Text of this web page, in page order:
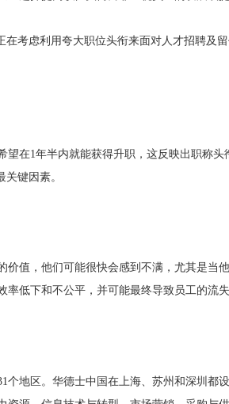
考虑利用夸大职位头衔来面对人才招聘及
在1年半内就能获得升职，这反映出职称
键因素。
值，他们可能很快会感到不满，尤其是当
低下和不公平，并可能最终导致员工的流
地区。华德士中国在上海、苏州和深圳